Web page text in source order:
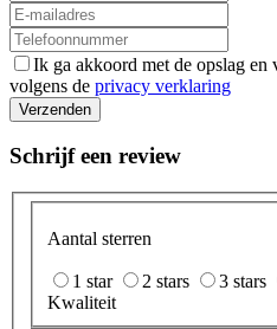
Ik ga akkoord met de opslag
volgens de privacy verklaring
Verzenden
Schrijf een review
Aantal sterren
1 star 2 stars 3 stars
Kwaliteit